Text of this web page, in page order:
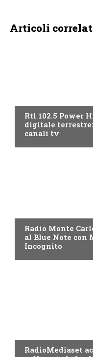
Articoli
Rtl 102.5 Power
digitale terrestre:
canali tv
Radio Monte
al Blue Note con
Incognito
RadioMediaset